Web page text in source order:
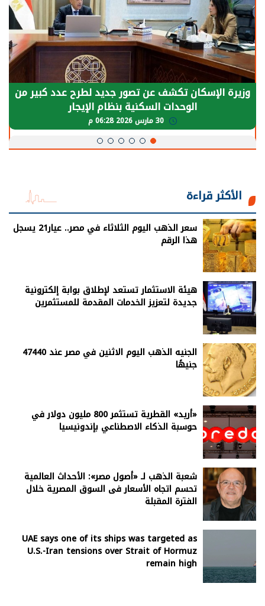
الرئيس السيسي: توقف الأنشطة في قطاع الطاقة
يحتاج إلى سنوات لعودة معدلات الإنتاج الطبيعية
الأكثر قراءة
سعر الذهب اليوم الثلاثاء في مصر.. عيار21 يسجل
هذا الرقم
هيئة الاستثمار تستعد لإطلاق بوابة إلكترونية
جديدة لتعزيز الخدمات المقدمة للمستثمرين
الجنيه الذهب اليوم الاثنين في مصر عند 47440
جنيهًا
«أريد» القطرية تستثمر 800 مليون دولار في
حوسبة الذكاء الاصطناعي بإندونيسيا
شعبة الذهب لـ «أصول مصر»: الأحداث العالمية
تحسم اتجاه الأسعار فى السوق المصرية خلال
الفترة المقبلة
UAE says one of its ships was targeted as
U.S.-Iran tensions over Strait of Hormuz
remain high